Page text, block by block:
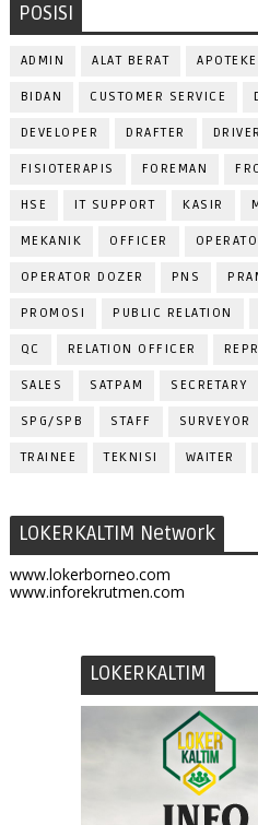
POSISI
ADMIN ALAT BERAT
BIDAN CUSTOMER SERVICE
DEVELOPER DRAFTER DRIVER
FISIOTERAPIS FOREMAN
HSE IT SUPPORT KASIR
MEKANIK OFFICER
OPERATOR DOZER PNS
PROMOSI PUBLIC RELATION
QC RELATION OFFICER
SALES SATPAM SECRETARY
SPG/SPB STAFF SURVEYOR
TRAINEE TEKNISI WAITER
LOKERKALTIM Network
www.lokerborneo.com
www.inforekrutmen.com
LOKERKALTIM